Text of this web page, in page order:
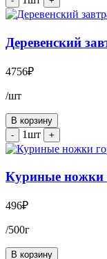
Деревенский
4756₽
/шт
В корзину
-
1шт
+
Куриные ножки
496₽
/500г
В корзину